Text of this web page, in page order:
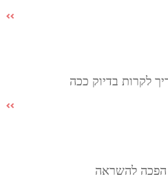
לקרות בדיוק ככה
הפכה להשראה